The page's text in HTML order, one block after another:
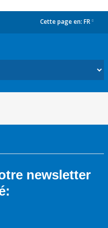
Cette page en: FR
newsletter